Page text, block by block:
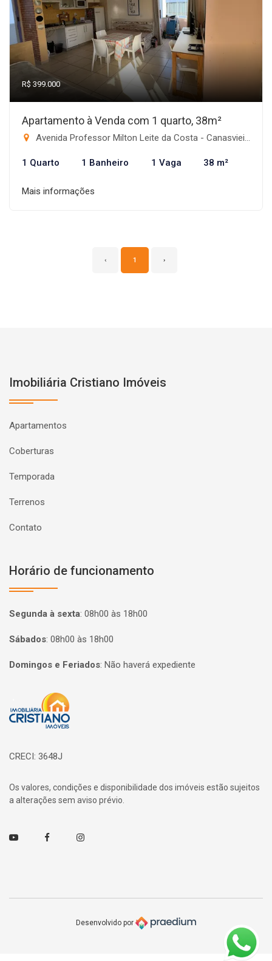
R$ 399.000
Apartamento à Venda com 1 quarto, 38m²
Avenida Professor Milton Leite da Costa - Canasvieiras, Florianópolis-SC
1 Quarto 1 Banheiro 1 Vaga 38 m²
Mais informações
‹ 1 ›
Imobiliária Cristiano Imóveis
Apartamentos
Coberturas
Temporada
Terrenos
Contato
Horário de funcionamento
Segunda à sexta: 08h00 às 18h00
Sábados: 08h00 às 18h00
Domingos e Feriados: Não haverá expediente
Página inicial
CRECI: 3648J
Os valores, condições e disponibilidade dos imóveis estão sujeitos
a alterações sem aviso prévio.
Youtube FacebookInstagram
Desenvolvido por